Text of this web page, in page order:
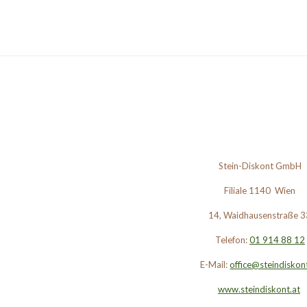
Stein-Diskont GmbH
Filiale 1140 Wien
14, Waidhausenstraße
Telefon:01 914 88 12
E-Mail:
www.steindiskont.at